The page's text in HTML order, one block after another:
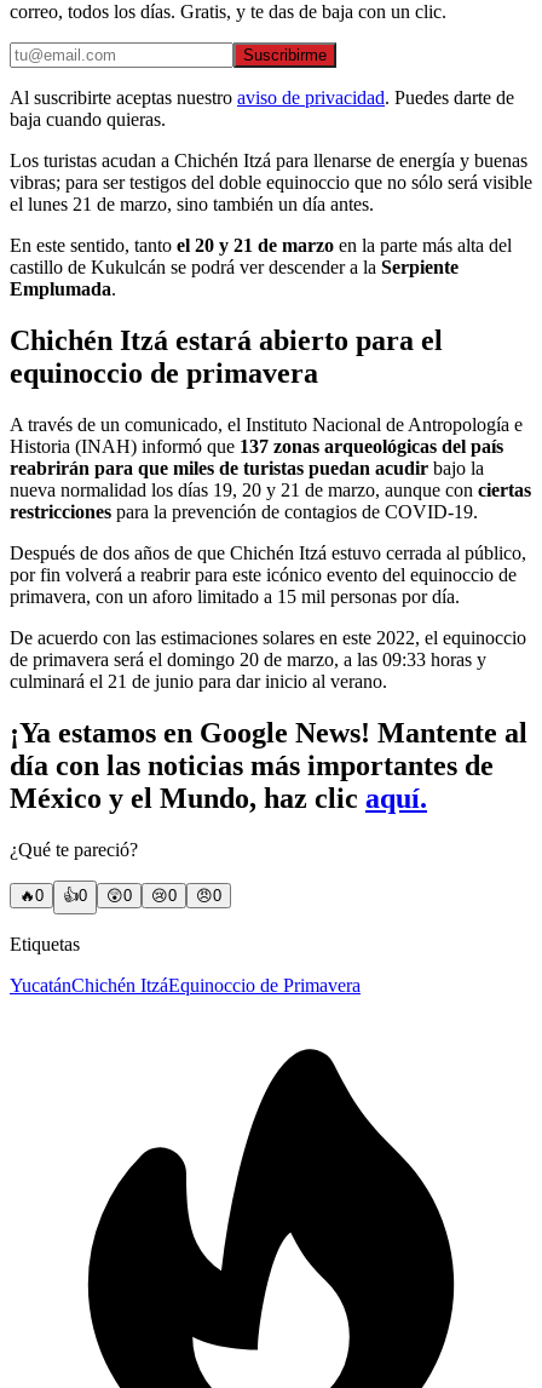
correo, todos los días. Gratis, y te das de baja con un clic.
Suscribirme
Al suscribirte aceptas nuestro aviso de privacidad. Puedes darte de
baja cuando quieras.
Los turistas acudan a Chichén Itzá para llenarse de energía y buenas
vibras; para ser testigos del doble equinoccio que no sólo será visible
el lunes 21 de marzo, sino también un día antes.
En este sentido, tanto el 20 y 21 de marzo en la parte más alta del
castillo de Kukulcán se podrá ver descender a la Serpiente
Emplumada.
Chichén Itzá estará abierto para el
equinoccio de primavera
A través de un comunicado, el Instituto Nacional de Antropología e
Historia (INAH) informó que 137 zonas arqueológicas del país
reabrirán para que miles de turistas puedan acudir bajo la
nueva normalidad los días 19, 20 y 21 de marzo, aunque con ciertas
restricciones para la prevención de contagios de COVID-19.
Después de dos años de que Chichén Itzá estuvo cerrada al público,
por fin volverá a reabrir para este icónico evento del equinoccio de
primavera, con un aforo limitado a 15 mil personas por día.
De acuerdo con las estimaciones solares en este 2022, el equinoccio
de primavera será el domingo 20 de marzo, a las 09:33 horas y
culminará el 21 de junio para dar inicio al verano.
¡Ya estamos en Google News! Mantente al
día con las noticias más importantes de
México y el Mundo, haz clic aquí.
¿Qué te pareció?
🔥0 👍0 😲0 😢0 😠0
Etiquetas
YucatánChichén ItzáEquinoccio de Primavera